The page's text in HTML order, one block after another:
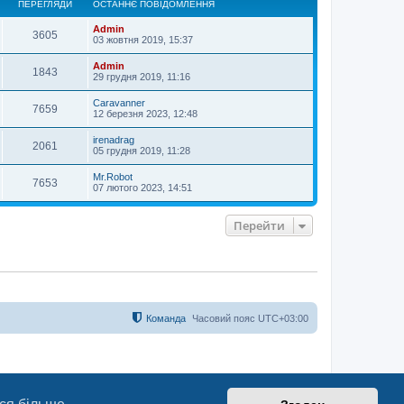
ПЕРЕГЛЯДИ ОСТАННЄ ПОВІДОМЛЕННЯ
3605
Admin
03 жовтня 2019, 15:37
1843
Admin
29 грудня 2019, 11:16
7659
Caravanner
12 березня 2023, 12:48
2061
irenadrag
05 грудня 2019, 11:28
7653
Mr.Robot
07 лютого 2023, 14:51
Перейти
Часовий пояс UTC+03:00
Команда